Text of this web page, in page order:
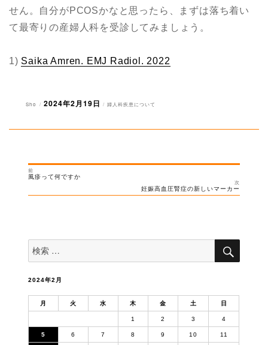
せん。自分がPCOSかなと思ったら、まずは落ち着い
て最寄りの産婦人科を受診してみましょう。
1) Saika Amren. EMJ Radiol. 2022
投
Sho
投
2024年2月19日
カ
婦人科疾患について
投
ー
シ
ン
前
過
去
投
風疹って何ですか
次
の
妊娠高血圧腎症の新しいマーカー
索
対
検
2024年2月
月 火 水 木 金 土 日
1 2 3 4
5 6 7 8 9 10 11